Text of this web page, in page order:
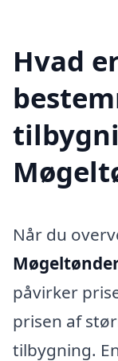
Hvad
Når du
påvirker
prisen af
tilbygning.